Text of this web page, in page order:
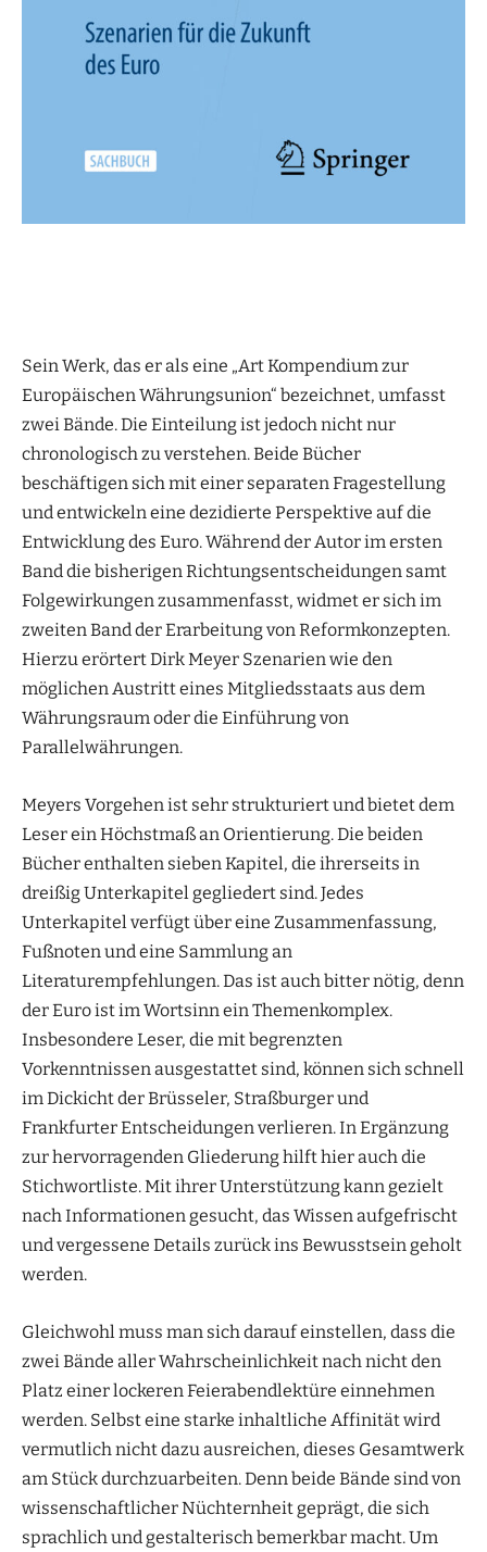
Sein Werk, das er als eine „Art Kompendium zur
Europäischen Währungsunion“ bezeichnet, umfasst
zwei Bände. Die Einteilung ist jedoch nicht nur
chronologisch zu verstehen. Beide Bücher
beschäftigen sich mit einer separaten Fragestellung
und entwickeln eine dezidierte Perspektive auf die
Entwicklung des Euro. Während der Autor im ersten
Band die bisherigen Richtungsentscheidungen samt
Folgewirkungen zusammenfasst, widmet er sich im
zweiten Band der Erarbeitung von Reformkonzepten.
Hierzu erörtert Dirk Meyer Szenarien wie den
möglichen Austritt eines Mitgliedsstaats aus dem
Währungsraum oder die Einführung von
Parallelwährungen.
Meyers Vorgehen ist sehr strukturiert und bietet dem
Leser ein Höchstmaß an Orientierung. Die beiden
Bücher enthalten sieben Kapitel, die ihrerseits in
dreißig Unterkapitel gegliedert sind. Jedes
Unterkapitel verfügt über eine Zusammenfassung,
Fußnoten und eine Sammlung an
Literaturempfehlungen. Das ist auch bitter nötig, denn
der Euro ist im Wortsinn ein Themenkomplex.
Insbesondere Leser, die mit begrenzten
Vorkenntnissen ausgestattet sind, können sich schnell
im Dickicht der Brüsseler, Straßburger und
Frankfurter Entscheidungen verlieren. In Ergänzung
zur hervorragenden Gliederung hilft hier auch die
Stichwortliste. Mit ihrer Unterstützung kann gezielt
nach Informationen gesucht, das Wissen aufgefrischt
und vergessene Details zurück ins Bewusstsein geholt
werden.
Gleichwohl muss man sich darauf einstellen, dass die
zwei Bände aller Wahrscheinlichkeit nach nicht den
Platz einer lockeren Feierabendlektüre einnehmen
werden. Selbst eine starke inhaltliche Affinität wird
vermutlich nicht dazu ausreichen, dieses Gesamtwerk
am Stück durchzuarbeiten. Denn beide Bände sind von
wissenschaftlicher Nüchternheit geprägt, die sich
sprachlich und gestalterisch bemerkbar macht. Um